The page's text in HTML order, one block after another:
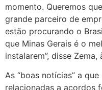
momento. Queremos
grande parceiro de
estão procurando o
que Minas Gerais é o
instalarem”, disse
As “boas notícias” a
relacionadas a acordos